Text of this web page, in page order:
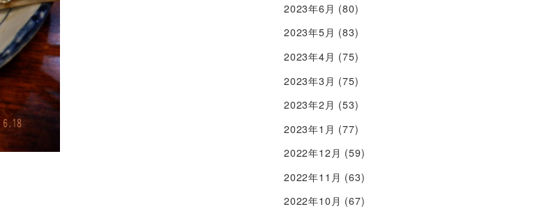
2023年6月 (80)
2023年5月 (83)
2023年4月 (75)
2023年3月 (75)
2023年2月 (53)
2023年1月 (77)
2022年12月 (59)
2022年11月 (63)
2022年10月 (67)